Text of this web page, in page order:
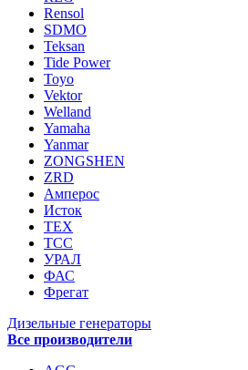
Rensol
SDMO
Teksan
Tide Power
Toyo
Vektor
Welland
Yamaha
Yanmar
ZONGSHEN
ZRD
Амперос
Исток
ТЕХ
ТСС
УРАЛ
ФАС
Фрегат
Дизельные генераторы
Все производители